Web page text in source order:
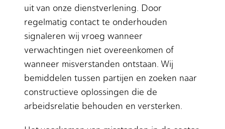
uit van onze dienstverlening. Door
regelmatig contact te onderhouden
signaleren wij vroeg wanneer
verwachtingen niet overeenkomen of
wanneer misverstanden ontstaan. Wij
bemiddelen tussen partijen en zoeken naar
constructieve oplossingen die de
arbeidsrelatie behouden en versterken.